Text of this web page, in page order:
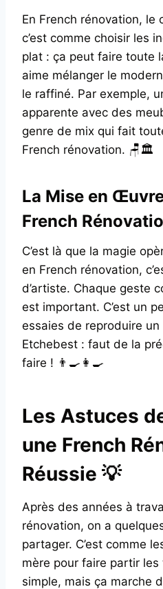
En French rénovation, le
c’est comme choisir les
plat : ça peut faire toute
aime mélanger le
le raffiné. Par exemple,
apparente avec des
genre de mix qui fait
French rénovation. 🪑🏛️
La Mise en Œuvre
French
C’est là que la magie
en French rénovation,
d’artiste. Chaque geste
est important. C’est un
essaies de reproduire
Etchebest : faut de la
faire ! 👨‍🍳👩‍🍳
Les Astuces
une French
Réussie 💡
Après des années à
rénovation, on a
partager. C’est comme
mère pour faire partir
simple, mais ça marche